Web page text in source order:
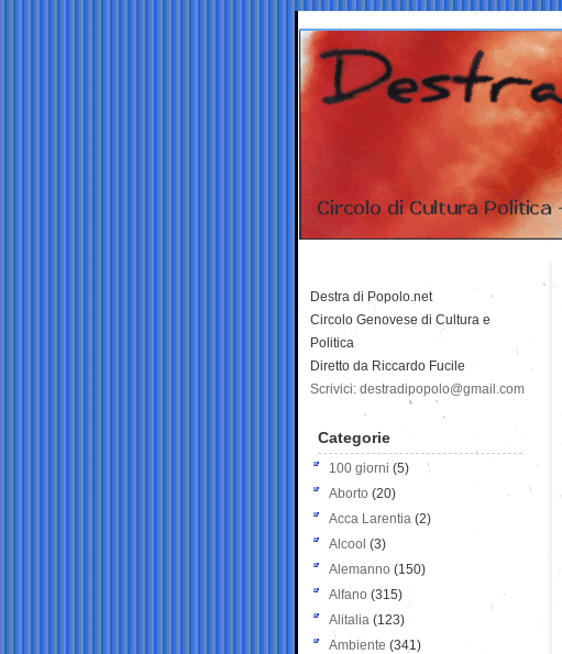
Destra di Popolo.net
Circolo Genovese di Cultura e
Politica
Diretto da Riccardo Fucile
Scrivici: destradipopolo@gmail.com
Categorie
100 giorni (5)
Aborto (20)
Acca Larentia (2)
Alcool (3)
Alemanno (150)
Alfano (315)
Alitalia (123)
Ambiente (341)